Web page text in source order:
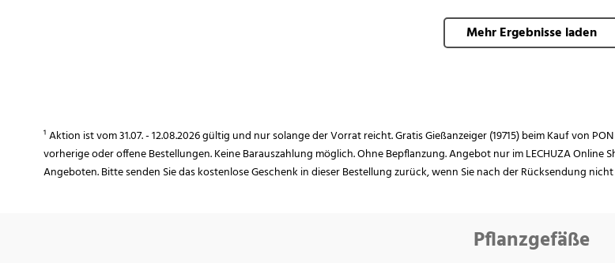
Mehr Ergebnisse laden
¹ Aktion ist vom 31.07. - 12.08.2026 gültig und nur solange der Vorrat reicht. Gratis Gießanzeiger (19715) beim Kauf von
vorherige oder offene Bestellungen. Keine Barauszahlung möglich. Ohne Bepflanzung. Angebot nur im LECHUZA
Angeboten. Bitte senden Sie das kostenlose Geschenk in dieser Bestellung zurück, wenn Sie nach der Rücksendung
Pflanzgefäße